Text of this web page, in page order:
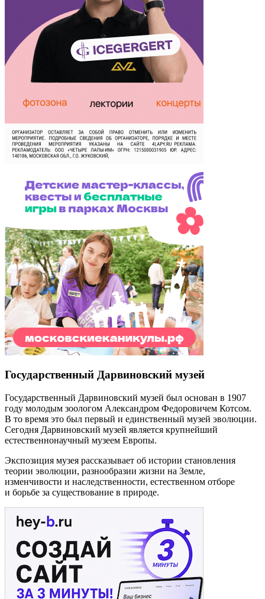
Государственный Дарвиновский музей
Государственный Дарвиновский музей был основан в 1907
году молодым зоологом Александром Федоровичем Котсом.
В то время это был первый и единственный музей эволюции.
Сегодня Дарвиновский музей является крупнейший
естественнонаучный музеем Европы.
Экспозиция музея рассказывает об истории становления
теории эволюции, разнообразии жизни на Земле,
изменчивости и наследственности, естественном отборе
и борьбе за существование в природе.